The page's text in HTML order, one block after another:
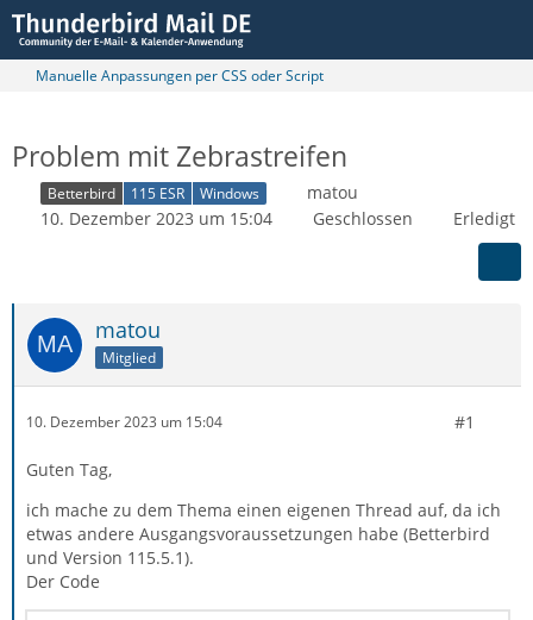
Manuelle Anpassungen per CSS oder Script
Problem mit Zebrastreifen
Betterbird 115 ESR Windows
matou
10. Dezember 2023 um 15:04
Geschlossen Erledigt
matou
Mitglied
10. Dezember 2023 um 15:04 #1
Guten Tag,
ich mache zu dem Thema einen eigenen Thread auf, da ich
etwas andere Ausgangsvoraussetzungen habe (Betterbird
und Version 115.5.1).
Der Code